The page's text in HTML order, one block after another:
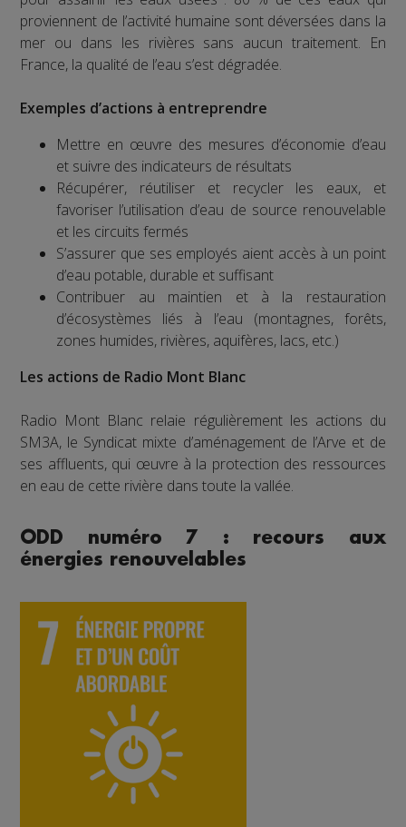
proviennent de l’activité humaine sont déversées dans la
mer ou dans les rivières sans aucun traitement. En
France, la qualité de l’eau s’est dégradée.
Exemples d’actions à entreprendre
Mettre en œuvre des mesures d’économie d’eau
et suivre des indicateurs de résultats
Récupérer, réutiliser et recycler les eaux, et
favoriser l’utilisation d’eau de source renouvelable
et les circuits fermés
S’assurer que ses employés aient accès à un point
d’eau potable, durable et suffisant
Contribuer au maintien et à la restauration
d’écosystèmes liés à l’eau (montagnes, forêts,
zones humides, rivières, aquifères, lacs, etc.)
Les actions de Radio Mont Blanc
Radio Mont Blanc relaie régulièrement les actions du
SM3A, le Syndicat mixte d’aménagement de l’Arve et de
ses affluents, qui œuvre à la protection des ressources
en eau de cette rivière dans toute la vallée.
ODD numéro 7 : recours aux
énergies renouvelables